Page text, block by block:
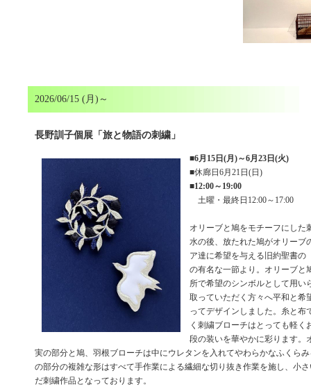
2026/06/15 (月)～
長野訓子個展「旅と物語の刺繍」
■6月15日(月)～6月23日(火)
■休廊日6月21日(日)
■12:00～19:00
土曜・最終日12:00～17:00
オリーブと鳩をモチーフにした
水の後、放たれた鳩がオリーブ
ア達に希望を与える旧約聖書の
の有名な一節より。オリーブと
所で希望のシンボルとして用い
取っていただく方々へ平和と希
ってデザインしました。糸と布
く刺繍ブローチはとっても軽く
段の装いを華やかに彩ります。
実の部分と鳩、羽根ブローチは中にウレタンを入れてやわらかなふくら
の部分の複雑な形はすべて手作業による繊細な切り抜き作業を施し、小
だ刺繍作品となっております。